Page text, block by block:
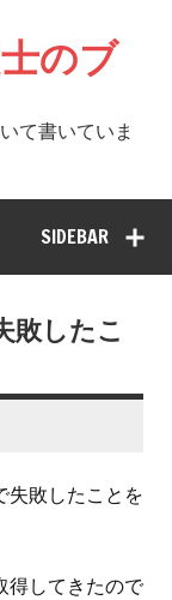
のブ
て書いていま
SIDEBAR
敗したこ
失敗したことを
得してきたので